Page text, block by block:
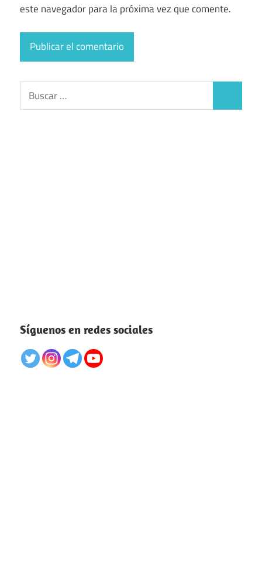
este navegador para la próxima vez que comente.
Buscar:
Síguenos en redes sociales